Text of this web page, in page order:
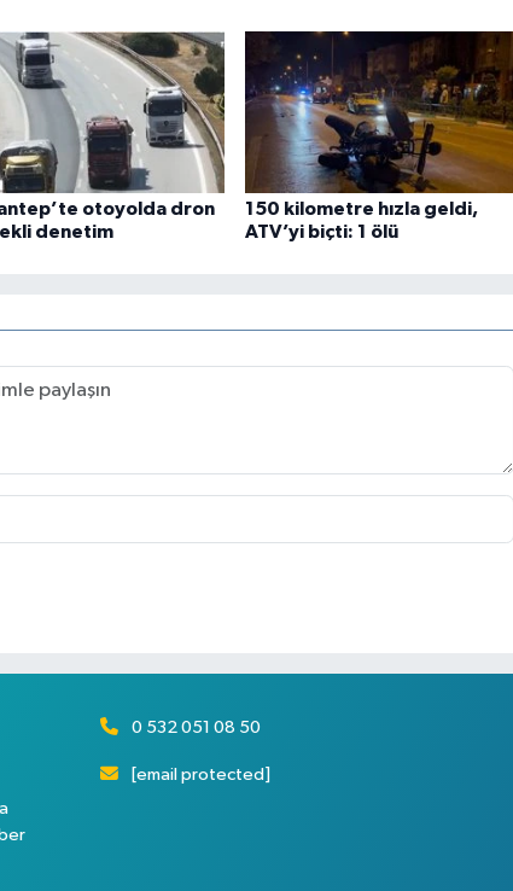
otoyolda dron
denetim
150 kilometre hızla geldi,
ATV’yi biçti: 1 ölü
0 532 051 08 50
[email protected]